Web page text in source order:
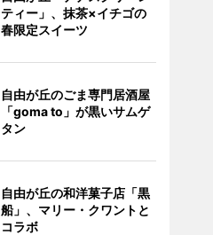
ティー」、抹茶×イチゴの
春限定スイーツ
自由が丘のごま専門居酒屋
「goma to」が黒いサムゲ
タン
自由が丘の和洋菓子店「黒
船」、マリー・クワントと
コラボ